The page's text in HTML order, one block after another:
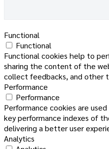
Functional
Functional
Functional cookies help to
sharing the content of the
collect feedbacks, and other
Performance
Performance
Performance cookies are
key performance indexes of
delivering a better user
Analytics